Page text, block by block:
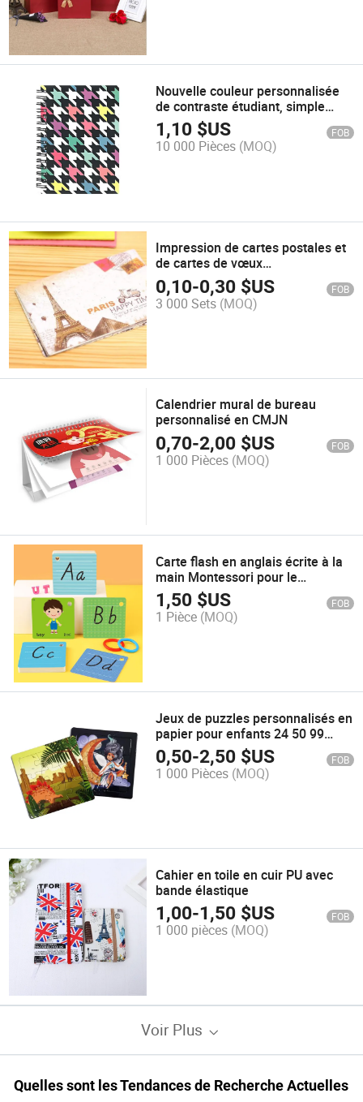
Nouvelle couleur personnalisée
de contraste étudiant, simple
rayure coréenne, assortie de
couleurs, spirale personnalisée,
vente directe d'usine, vente en
1,10 $US FOB
10 000 Pièces (MOQ)
Impression de cartes postales et
de cartes de vœux
personnalisées en gros
0,10-0,30 $US FOB
3 000 Sets (MOQ)
Calendrier mural de bureau
personnalisé en CMJN
0,70-2,00 $US FOB
1 000 Pièces (MOQ)
Carte flash en anglais écrite à la
main Montessori pour le
développement précoce
apprentissage jouet éducatif
1,50 $US FOB
1 Pièce (MOQ)
Jeux de puzzles personnalisés en
papier pour enfants 24 50 99
pièces jouets de puzzle pour
enfants
0,50-2,50 $US FOB
1 000 Pièces (MOQ)
Cahier en toile en cuir PU avec
bande élastique
1,00-1,50 $US FOB
1 000 pièces (MOQ)
Voir Plus
Quelles sont les Tendances de Recherche Actuelles